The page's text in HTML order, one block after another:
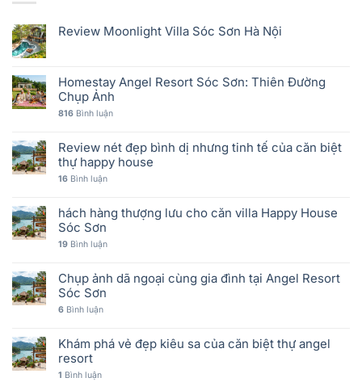
Review Moonlight Villa Sóc Sơn Hà Nội
Homestay Angel Resort Sóc Sơn: Thiên Đường
Chụp Ảnh
816 Bình luận
Review nét đẹp bình dị nhưng tinh tế của căn biệt
thự happy house
16 Bình luận
hách hàng thượng lưu cho căn villa Happy House
Sóc Sơn
19 Bình luận
Chụp ảnh dã ngoại cùng gia đình tại Angel Resort
Sóc Sơn
6 Bình luận
Khám phá vẻ đẹp kiêu sa của căn biệt thự angel
resort
1 Bình luận